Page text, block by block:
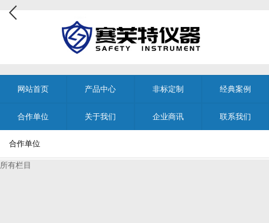
网站首页 产品中心 非标定制 经典案例
合作单位 关于我们 企业商讯 联系我们
合作单位
所有栏目